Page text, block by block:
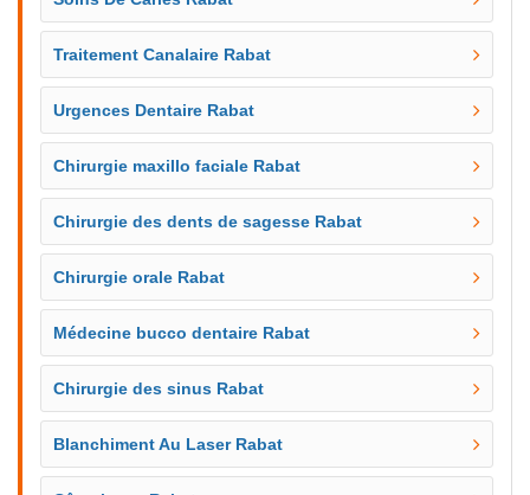
Traitement Canalaire Rabat
Urgences Dentaire Rabat
Chirurgie maxillo faciale Rabat
Chirurgie des dents de sagesse Rabat
Chirurgie orale Rabat
Médecine bucco dentaire Rabat
Chirurgie des sinus Rabat
Blanchiment Au Laser Rabat